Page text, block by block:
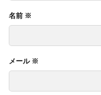
名前 ※
メール ※